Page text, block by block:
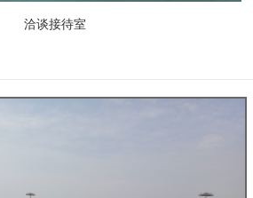
洽谈接待室